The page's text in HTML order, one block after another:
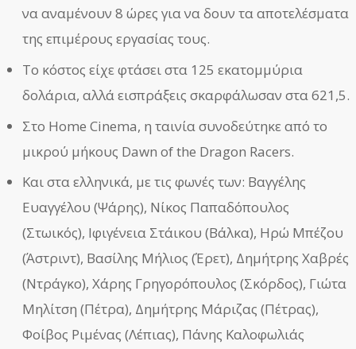
να αναμένουν 8 ώρες για να δουν τα αποτελέσματα
της επιμέρους εργασίας τους.
Το κόστος είχε φτάσει στα 125 εκατομμύρια
δολάρια, αλλά εισπράξεις σκαρφάλωσαν στα 621,5.
Στο Home Cinema, η ταινία συνοδεύτηκε από το
μικρού μήκους Dawn of the Dragon Racers.
Και στα ελληνικά, με τις φωνές των: Βαγγέλης
Ευαγγέλου (Ψάρης), Νίκος Παπαδόπουλος
(Στωικός), Ιφιγένεια Στάικου (Βάλκα), Ηρώ Μπέζου
(Άστριντ), Βασίλης Μήλιος (Έρετ), Δημήτρης Χαβρές
(Ντράγκο), Χάρης Γρηγορόπουλος (Σκόρδος), Γιώτα
Μηλίτση (Πέτρα), Δημήτρης Μάριζας (Πέτρας),
Φοίβος Ριμένας (Λέπιας), Πάνης Καλοφωλιάς